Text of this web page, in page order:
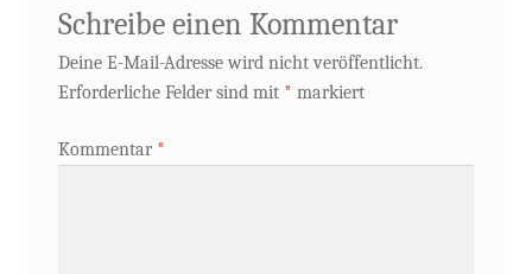
Schreibe einen Kommentar
Deine E-Mail-Adresse wird nicht veröffentlicht.
Erforderliche Felder sind mit * markiert
Kommentar *